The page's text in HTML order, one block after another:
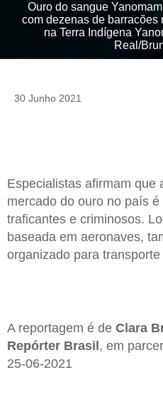
Ouro do sangue
com dezenas de barracões
na Terra Indígena
Real/
30 Junho 2021
Especialistas afirmam que
mercado do ouro no país
traficantes e criminosos.
baseada em aeronaves,
organizado para
A reportagem é de Clara
Repórter Brasil , em
25-06-2021